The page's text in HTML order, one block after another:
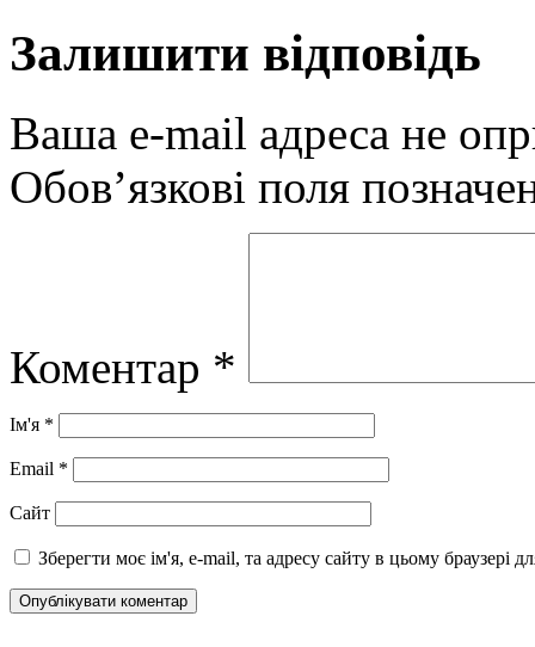
Залишити відповідь
Ваша e-mail адреса не
Обов’язкові поля
Коментар *
Ім'я *
Email *
Сайт
Зберегти моє ім'я, e-mail, та адресу сайту в цьому браузері